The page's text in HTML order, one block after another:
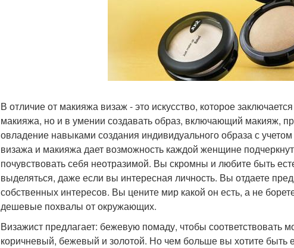
В отличие от макияжа визаж - это искусство, которое
макияжа, но и в умении создавать образ, включающий макияж,
овладение навыками создания индивидуального образа с
визажа и макияжа дает возможность каждой женщине
почувствовать себя неотразимой. Вы скромны и любите быть
выделяться, даже если вы интересная личность. Вы отдаете
собственных интересов. Вы цените мир какой он есть, а не
дешевые похвалы от окружающих.
Визажист предлагает: бежевую помаду, чтобы соответствовать
коричневый, бежевый и золотой. Но чем больше вы хотите быть